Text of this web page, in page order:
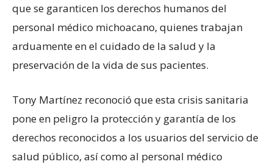
que se garanticen los derechos humanos del
personal médico michoacano, quienes trabajan
arduamente en el cuidado de la salud y la
preservación de la vida de sus pacientes.
Tony Martínez reconoció que esta crisis sanitaria
pone en peligro la protección y garantía de los
derechos reconocidos a los usuarios del servicio de
salud público, así como al personal médico